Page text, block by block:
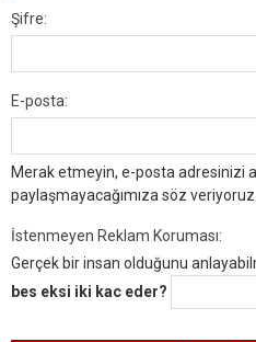
Şifre:
E-posta:
Merak etmeyin, e-posta adresinizi
paylaşmayacağımıza söz veriyoruz...
İstenmeyen Reklam Koruması:
Gerçek bir insan olduğunu
bes eksi iki kac eder?